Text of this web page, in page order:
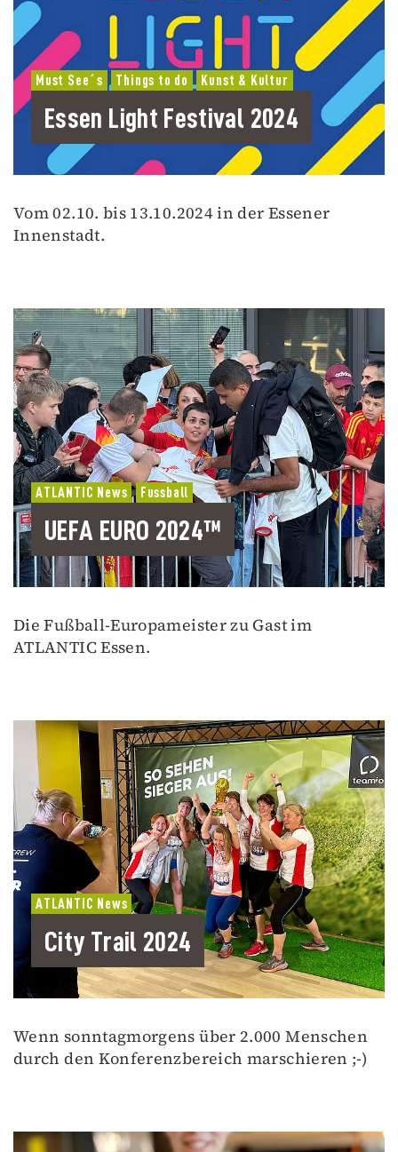
Must See´s Things to do Kunst & Kultur
Essen Light Festival 2024
Vom 02.10. bis 13.10.2024 in der Essener
Innenstadt.
ATLANTIC News Fussball
UEFA EURO 2024™
Die Fußball-Europameister zu Gast im
ATLANTIC Essen.
ATLANTIC News
City Trail 2024
Wenn sonntagmorgens über 2.000 Menschen
durch den Konferenzbereich marschieren ;-)